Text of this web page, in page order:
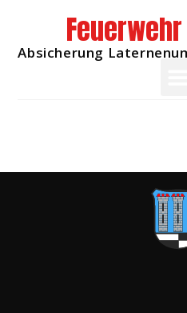
Absicherung